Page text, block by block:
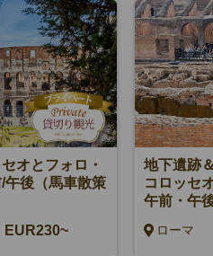
オとフォロ・
後（馬車散策
EUR230~
地下遺跡
コロッセ
午前・午
ローマ